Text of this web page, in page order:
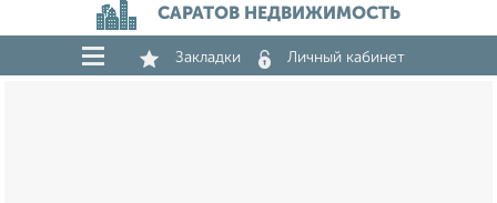
САРАТОВ НЕДВИЖИМОСТЬ
Закладки Личный кабинет